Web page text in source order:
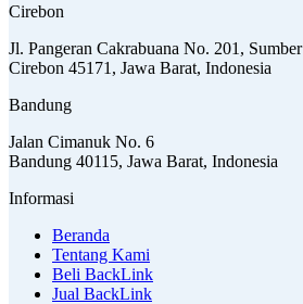
Cirebon
Jl. Pangeran Cakrabuana No. 201, Sumber
Cirebon 45171, Jawa Barat, Indonesia
Bandung
Jalan Cimanuk No. 6
Bandung 40115, Jawa Barat, Indonesia
Informasi
Beranda
Tentang Kami
Beli BackLink
Jual BackLink